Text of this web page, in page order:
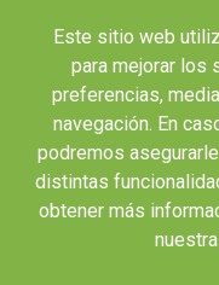
Desistir contrato aquí
Tienes 14 días desde tu
reembolso completo.
Este sitio web
para mejorar los
preferencias,
navegación. En
podremos
distintas
obtener más
nuestra